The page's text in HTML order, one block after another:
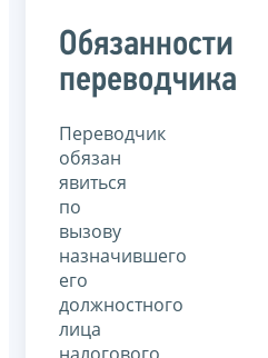
Обязанности
переводчика
Переводчик
обязан
явиться
по
вызову
назначившего
его
должностного
лица